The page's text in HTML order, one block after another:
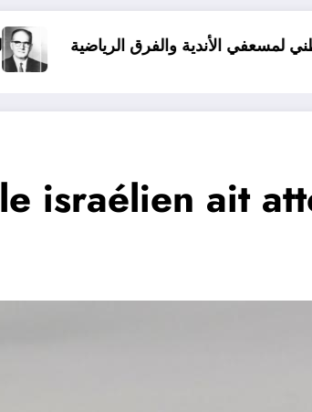
الرياضية لهذه الأسباب وقع
israélien ait